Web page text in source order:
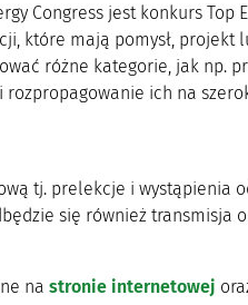
Congress jest konkurs
które mają pomysł, projekt
różne kategorie, jak np.
ich na
tj. prelekcje i wystąpienia
się również
na stronie internetowej